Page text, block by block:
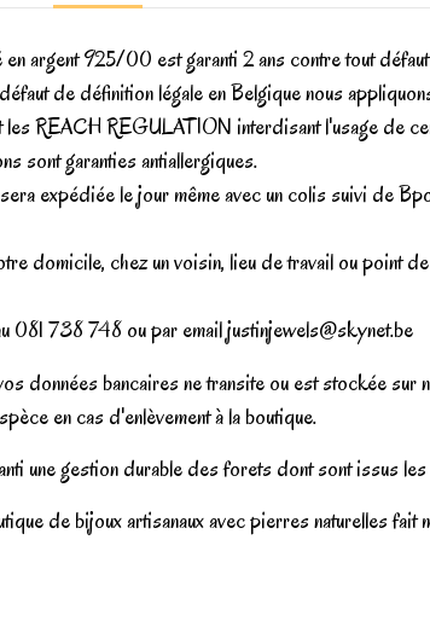
argent 925/00 est garanti 2 ans contre tout
de définition légale en Belgique nous
REACH REGULATION interdisant l'usage de
sont garanties antiallergiques.
expédiée le jour même avec un colis suivi de
domicile, chez un voisin, lieu de travail ou point
081 738 748 ou par emailjustinjewels@skynet.be
données bancaires ne transite ou est stockée sur
en cas d'enlèvement à la boutique.
une gestion durable des forets dont sont issus
de bijoux artisanaux avec pierres naturelles fait